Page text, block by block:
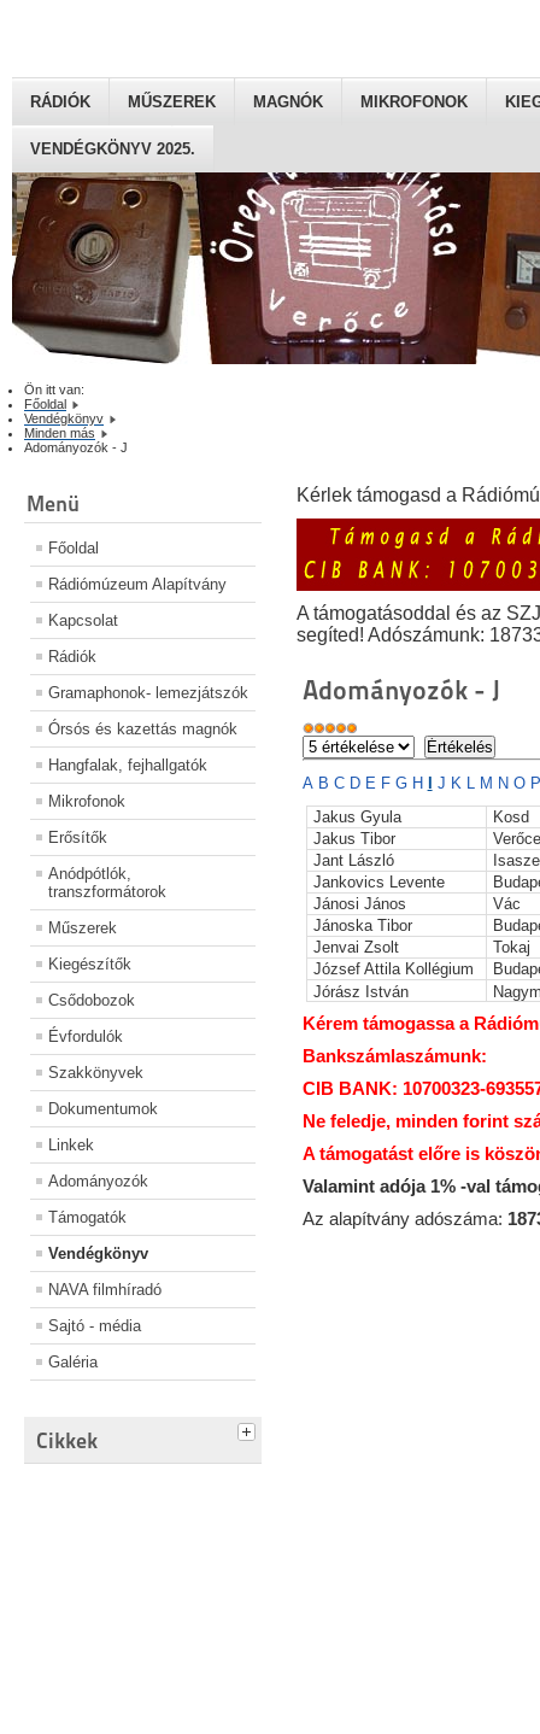
RÁDIÓK MŰSZEREK MAGNÓK MIKROFONOK
VENDÉGKÖNYV 2025.
Ön itt van:
Főoldal
Vendégkönyv
Minden más
Adományozók - J
Menü
Főoldal
Rádiómúzeum Alapítvány
Kapcsolat
Rádiók
Gramaphonok- lemezjátszók
Órsós és kazettás magnók
Hangfalak, fejhallgatók
Mikrofonok
Erősítők
Anódpótlók,
transzformátorok
Műszerek
Kiegészítők
Csődobozok
Évfordulók
Szakkönyvek
Dokumentumok
Linkek
Adományozók
Támogatók
Vendégkönyv
NAVA filmhíradó
Sajtó - média
Galéria
Cikkek
Kérlek támogasd a
A támogatásoddal és az
segíted! Adószámunk:
Adományozók - J
A B C D E F G H J K L M N O
Jakus Gyula
Kosd
Jakus Tibor
Verőce
Jant László
Jankovics Levente
Jánosi János
Vác
Jánoska Tibor
Jenvai Zsolt
Tokaj
József Attila Kollégium
Jórász István
Kérem támogassa a
Bankszámlaszámunk:
CIB BANK: 10700323-
Ne feledje, minden forint
A támogatást előre is
Valamint adója 1% -val
Az alapítvány adószáma: